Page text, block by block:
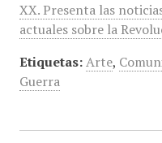
XX. Presenta las
actuales sobre la
Etiquetas: Arte,
Guerra